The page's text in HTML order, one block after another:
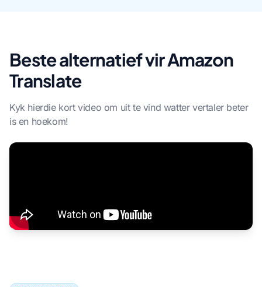
Beste alternatief vir Amazon
Translate
Kyk hierdie kort video om uit te vind watter vertaler beter
is en hoekom!